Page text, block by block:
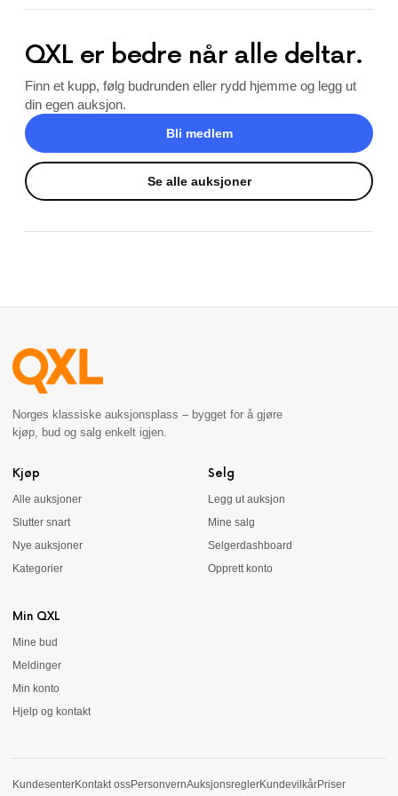
QXL er bedre når alle deltar.
Finn et kupp, følg budrunden eller rydd hjemme og legg ut
din egen auksjon.
Bli medlem
Se alle auksjoner
Norges klassiske auksjonsplass – bygget for å gjøre
kjøp, bud og salg enkelt igjen.
Kjøp
Alle auksjoner
Slutter snart
Nye auksjoner
Kategorier
Selg
Legg ut auksjon
Mine salg
Selgerdashboard
Opprett konto
Min QXL
Mine bud
Meldinger
Min konto
Hjelp og kontakt
KundesenterKontakt ossPersonvernAuksjonsreglerKundevilkårPriser